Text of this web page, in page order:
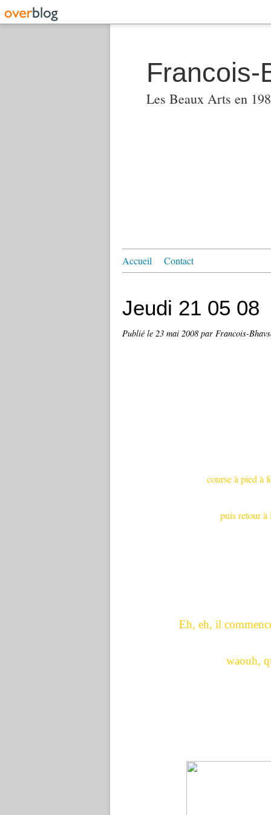
Francois-
Les Beaux Arts en
Accueil Contact
Jeudi 21 05 08
Publié le 23 mai 2008 par Francois-
course à pied à
puis retour à
Eh, eh, il
waouh,